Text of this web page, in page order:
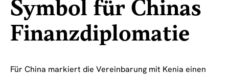
Symbol für Chinas
Finanzdiplomatie
Für China markiert die Vereinbarung mit Kenia einen